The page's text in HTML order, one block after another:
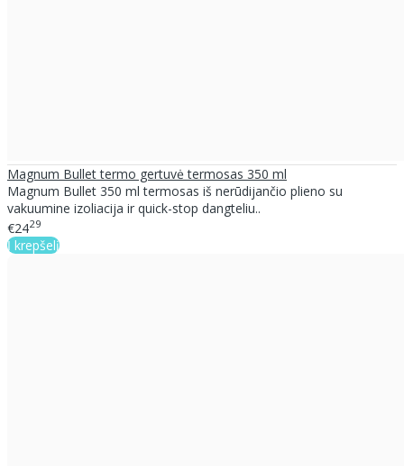
Magnum Bullet termo gertuvė termosas 350 ml
Magnum Bullet 350 ml termosas iš nerūdijančio plieno su
vakuumine izoliacija ir quick-stop dangteliu..
€2429
Į krepšelį